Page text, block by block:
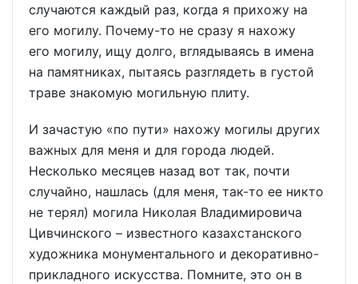
случаются каждый раз, когда я прихожу на
его могилу. Почему-то не сразу я нахожу
его могилу, ищу долго, вглядываясь в имена
на памятниках, пытаясь разглядеть в густой
траве знакомую могильную плиту.
И зачастую «по пути» нахожу могилы других
важных для меня и для города людей.
Несколько месяцев назад вот так, почти
случайно, нашлась (для меня, так-то ее никто
не терял) могила Николая Владимировича
Цивчинского – известного казахстанского
художника монументального и декоративно-
прикладного искусства. Помните, это он в